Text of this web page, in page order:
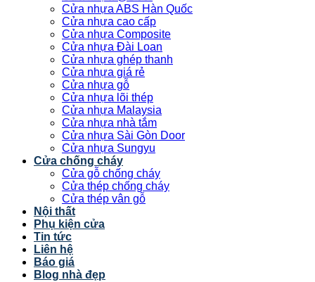
Cửa nhựa ABS Hàn Quốc
Cửa nhựa cao cấp
Cửa nhựa Composite
Cửa nhựa Đài Loan
Cửa nhựa ghép thanh
Cửa nhựa giá rẻ
Cửa nhựa gỗ
Cửa nhựa lõi thép
Cửa nhựa Malaysia
Cửa nhựa nhà tắm
Cửa nhựa Sài Gòn Door
Cửa nhựa Sungyu
Cửa chống cháy
Cửa gỗ chống cháy
Cửa thép chống cháy
Cửa thép vân gỗ
Nội thất
Phụ kiện cửa
Tin tức
Liên hệ
Báo giá
Blog nhà đẹp